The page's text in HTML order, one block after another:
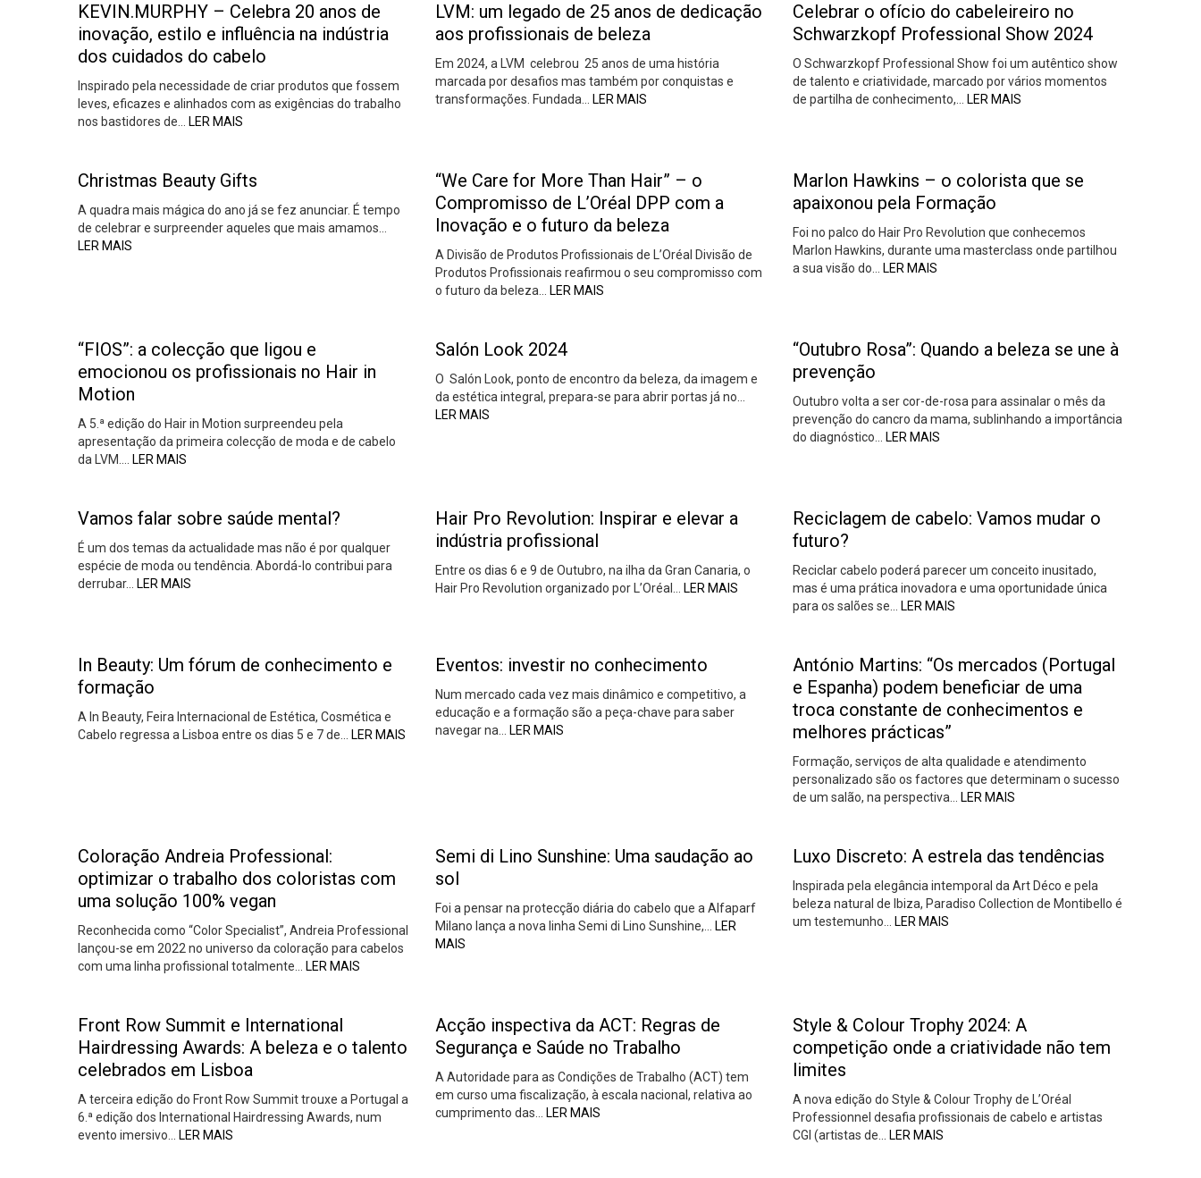
KEVIN.MURPHY – Celebra 20 anos de
inovação, estilo e influência na indústria
dos cuidados do cabelo
Inspirado pela necessidade de criar produtos que fossem
leves, eficazes e alinhados com as exigências do trabalho
nos bastidores de…
LER MAIS
LVM: um legado de 25 anos de dedicação
aos profissionais de beleza
Em 2024, a LVM celebrou 25 anos de uma história
marcada por desafios mas também por conquistas e
transformações. Fundada…
LER MAIS
Celebrar o ofício do cabeleireiro no
Schwarzkopf Professional Show 2024
O Schwarzkopf Professional Show foi um autêntico show
de talento e criatividade, marcado por vários momentos
de partilha de conhecimento,…
LER MAIS
Christmas Beauty Gifts
A quadra mais mágica do ano já se fez anunciar. É tempo
de celebrar e surpreender aqueles que mais amamos…
LER MAIS
“We Care for More Than Hair” – o
Compromisso de L’Oréal DPP com a
Inovação e o futuro da beleza
A Divisão de Produtos Profissionais de L’Oréal Divisão de
Produtos Profissionais reafirmou o seu compromisso com
o futuro da beleza…
LER MAIS
Marlon Hawkins – o colorista que se
apaixonou pela Formação
Foi no palco do Hair Pro Revolution que conhecemos
Marlon Hawkins, durante uma masterclass onde partilhou
a sua visão do…
LER MAIS
“FIOS”: a colecção que ligou e
emocionou os profissionais no Hair in
Motion
A 5.ª edição do Hair in Motion surpreendeu pela
apresentação da primeira colecção de moda e de cabelo
da LVM….
LER MAIS
Salón Look 2024
O Salón Look, ponto de encontro da beleza, da imagem e
da estética integral, prepara-se para abrir portas já no…
LER MAIS
“Outubro Rosa”: Quando a beleza se une à
prevenção
Outubro volta a ser cor-de-rosa para assinalar o mês da
prevenção do cancro da mama, sublinhando a importância
do diagnóstico…
LER MAIS
Vamos falar sobre saúde mental?
É um dos temas da actualidade mas não é por qualquer
espécie de moda ou tendência. Abordá-lo contribui para
derrubar…
LER MAIS
Hair Pro Revolution: Inspirar e elevar a
indústria profissional
Entre os dias 6 e 9 de Outubro, na ilha da Gran Canaria, o
Hair Pro Revolution organizado por L’Oréal…
LER MAIS
Reciclagem de cabelo: Vamos mudar o
futuro?
Reciclar cabelo poderá parecer um conceito inusitado,
mas é uma prática inovadora e uma oportunidade única
para os salões se…
LER MAIS
In Beauty: Um fórum de conhecimento e
formação
A In Beauty, Feira Internacional de Estética, Cosmética e
Cabelo regressa a Lisboa entre os dias 5 e 7 de…
LER MAIS
Eventos: investir no conhecimento
Num mercado cada vez mais dinâmico e competitivo, a
educação e a formação são a peça-chave para saber
navegar na…
LER MAIS
António Martins: “Os mercados (Portugal
e Espanha) podem beneficiar de uma
troca constante de conhecimentos e
melhores prácticas”
Formação, serviços de alta qualidade e atendimento
personalizado são os factores que determinam o sucesso
de um salão, na perspectiva…
LER MAIS
Coloração Andreia Professional:
optimizar o trabalho dos coloristas com
uma solução 100% vegan
Reconhecida como “Color Specialist”, Andreia Professional
lançou-se em 2022 no universo da coloração para cabelos
com uma linha profissional totalmente…
LER MAIS
Semi di Lino Sunshine: Uma saudação ao
sol
Foi a pensar na protecção diária do cabelo que a Alfaparf
Milano lança a nova linha Semi di Lino Sunshine,…
LER
MAIS
Luxo Discreto: A estrela das tendências
Inspirada pela elegância intemporal da Art Déco e pela
beleza natural de Ibiza, Paradiso Collection de Montibello é
um testemunho…
LER MAIS
Front Row Summit e International
Hairdressing Awards: A beleza e o talento
celebrados em Lisboa
A terceira edição do Front Row Summit trouxe a Portugal a
6.ª edição dos International Hairdressing Awards, num
evento imersivo…
LER MAIS
Acção inspectiva da ACT: Regras de
Segurança e Saúde no Trabalho
A Autoridade para as Condições de Trabalho (ACT) tem
em curso uma fiscalização, à escala nacional, relativa ao
cumprimento das…
LER MAIS
Style & Colour Trophy 2024: A
competição onde a criatividade não tem
limites
A nova edição do Style & Colour Trophy de L’Oréal
Professionnel desafia profissionais de cabelo e artistas
CGI (artistas de…
LER MAIS